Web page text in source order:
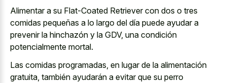
Alimentar a su Flat-Coated Retriever con dos o tres
comidas pequeñas a lo largo del día puede ayudar a
prevenir la hinchazón y la GDV, una condición
potencialmente mortal.
Las comidas programadas, en lugar de la alimentación
gratuita, también ayudarán a evitar que su perro